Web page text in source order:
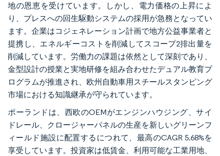
地の恩恵を受けています。しかし、電力価格の上昇によ
り、プレスへの回生駆動システムの採用が急務となってい
ます。企業はコジェネレーション計画で地方公益事業者と
提携し、エネルギーコストを削減してスコープ2排出量を
削減しています。労働力の課題は依然として深刻であり、
金型設計の授業と実地研修を組み合わせたデュアル教育プ
ログラムが推進され、欧州自動車用スチールスタンピング
市場における知識継承が守られています。
ポーランドは、西欧のOEMがエンジンハウジング、サイ
ドレール、クロージャーパネルの生産を新しいグリーンフ
ィールド施設に配置するにつれて、最高のCAGR 5.68%を
享受しています。投資家は低賃金、利用可能な工業用地、